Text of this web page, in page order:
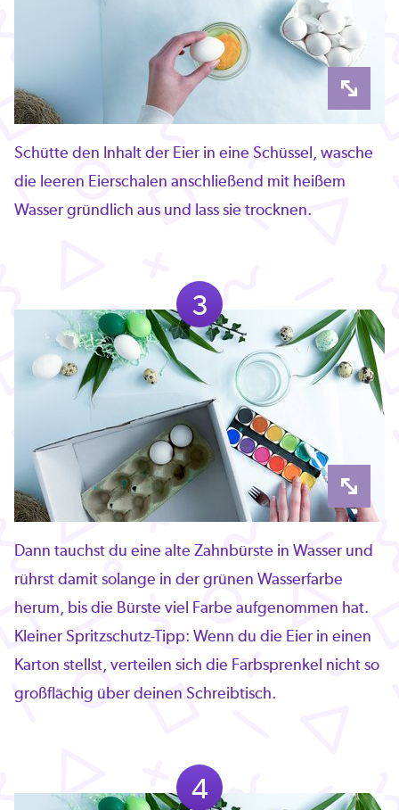
Schütte den Inhalt der Eier in eine Schüssel, wasche
die leeren Eierschalen anschließend mit heißem
Wasser gründlich aus und lass sie trocknen.
3
Dann tauchst du eine alte Zahnbürste in Wasser und
rührst damit solange in der grünen Wasserfarbe
herum, bis die Bürste viel Farbe aufgenommen hat.
Kleiner Spritzschutz-Tipp: Wenn du die Eier in einen
Karton stellst, verteilen sich die Farbsprenkel nicht so
großflächig über deinen Schreibtisch.
4